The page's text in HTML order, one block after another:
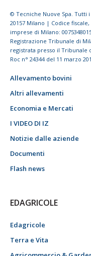
© Tecniche Nuove Spa. Tutti
20157 Milano | Codice
imprese di Milano:
Registrazione Tribunale di
registrata presso il Tribunale
Roc n° 24344 del 11 marzo
Allevamento bovini
Altri allevamenti
Economia e Mercati
I VIDEO DI IZ
Notizie dalle aziende
Documenti
Flash news
EDAGRICOLE
Edagricole
Terra e Vita